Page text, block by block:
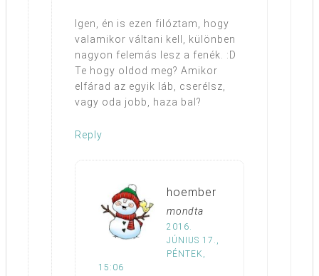
Igen, én is ezen filóztam, hogy
valamikor váltani kell, különben
nagyon felemás lesz a fenék. :D
Te hogy oldod meg? Amikor
elfárad az egyik láb, cserélsz,
vagy oda jobb, haza bal?
Reply
hoember
mondta
2016.
JÚNIUS 17.,
PÉNTEK,
15:06